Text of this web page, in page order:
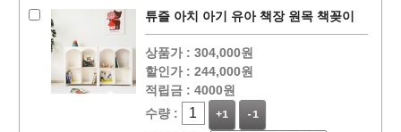
튜즐 아치 아기 유아 책장 원목 책꽂이
상품가 : 304,000원
할인가 : 244,000원
적립금 : 4000원
수량 :
+1 -1